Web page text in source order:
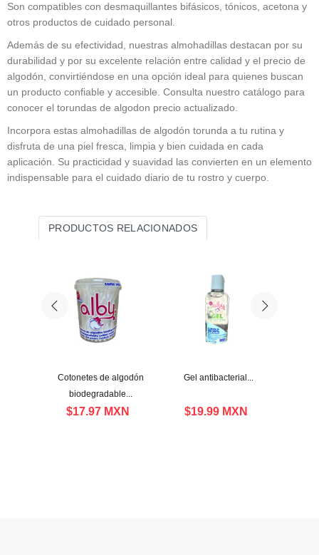
Son compatibles con desmaquillantes bifásicos , tónicos, acetona y
otros productos de cuidado personal.
Además de su efectividad, nuestras almohadillas destacan por su
durabilidad y por su excelente relación entre calidad y el precio de
algodón , convirtiéndose en una opción ideal para quienes buscan
un producto confiable y accesible. Consulta nuestro catálogo para
conocer el torundas de algodon precio actualizado.
Incorpora estas almohadillas de algodón torunda a tu rutina y
disfruta de una piel fresca, limpia y bien cuidada en cada
aplicación. Su practicidad y suavidad las convierten en un elemento
indispensable para el cuidado diario de tu rostro y cuerpo.
PRODUCTOS RELACIONADOS
Cotonetes de algodón
biodegradable...
$17.97 MXN
Gel antibacterial...
$19.99 MXN